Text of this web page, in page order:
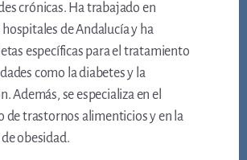
crónicas. Ha trabajado en
de Andalucía y ha
específicas para el tratamiento
como la diabetes y la
Además, se especializa en el
de trastornos alimenticios y en la
obesidad.